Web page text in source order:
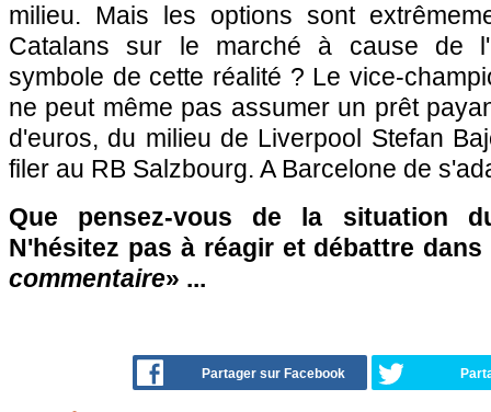
milieu. Mais les options sont
Catalans sur le marché à cause de
symbole de cette réalité ? Le vice-
ne peut même pas assumer un prêt
d'euros, du milieu de Liverpool Stefan
filer au RB Salzbourg. A Barcelone de
Que pensez-vous de la situation
N'hésitez pas à réagir et débattre dans
commentaire» ...
Partager sur Facebook